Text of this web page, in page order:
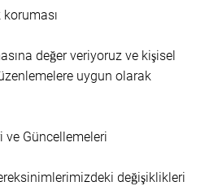
değer veriyoruz ve kişisel
uygun olarak
ve Güncellemeleri
değişiklikleri